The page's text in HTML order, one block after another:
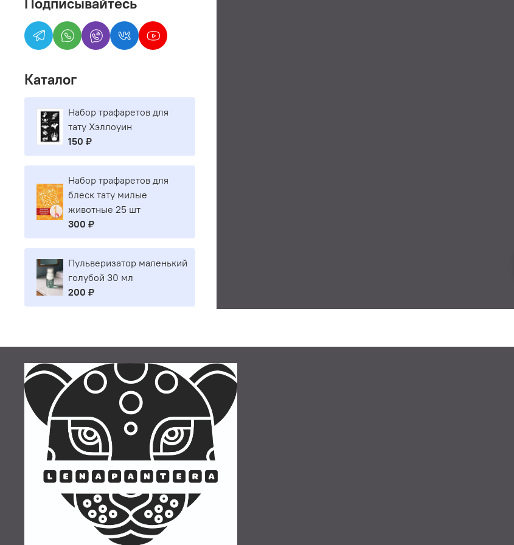
Каталог
Набор трафаретов для
тату Хэллоуин
150 ₽
Набор трафаретов для
блеск тату милые
животные 25 шт
300 ₽
Пульверизатор маленький
голубой 30 мл
200 ₽